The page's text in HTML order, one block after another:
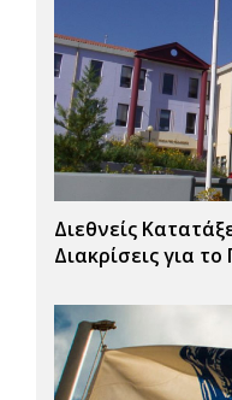
Διεθνείς
Διακρίσεις για